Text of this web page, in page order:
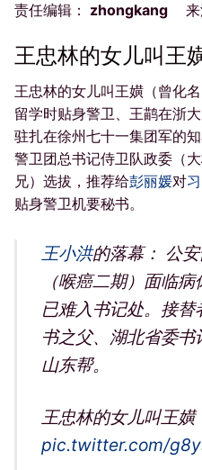
责任编辑： zhongkang 来
王忠林的女儿叫王
王忠林的女儿叫王嫹（曾化
留学时贴身警卫、王鹋在浙
驻扎在徐州七十一集团军的
警卫团总书记侍卫队政委（
兄）选拔，推荐给彭丽媛对
贴身警卫机要秘书。
王小洪的落幕： 公
（喉癌二期）面临
已难入书记处。接替
书之父、湖北省委
山东帮。
王忠林的女儿叫王
pic.twitter.com/